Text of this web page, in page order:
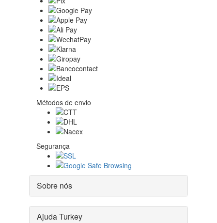
Métodos de envio
Segurança
Sobre nós
Ajuda Turkey